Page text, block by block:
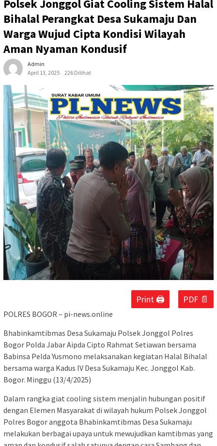
Polsek Jonggol Giat Cooling Sistem Halal
Bihalal Perangkat Desa Sukamaju Dan
Warga Wujud Cipta Kondisi Wilayah
Aman Nyaman Kondusif
Admin
April 13, 2025
226 Dilihat
Print 🖨 PDF 📄
POLRES BOGOR – pi-news.online
Bhabinkamtibmas Desa Sukamaju Polsek Jonggol Polres
Bogor Polda Jabar Aipda Cipto Rahmat Setiawan bersama
Babinsa Pelda Yusmono melaksanakan kegiatan Halal Bihalal
bersama warga Kadus IV Desa Sukamaju Kec. Jonggol Kab.
Bogor. Minggu (13/4/2025)
Dalam rangka giat cooling sistem menjalin hubungan positif
dengan Elemen Masyarakat di wilayah hukum Polsek Jonggol
Polres Bogor anggota Bhabinkamtibmas Desa Sukamaju
melakukan berbagai upaya untuk mewujudkan kamtibmas yang